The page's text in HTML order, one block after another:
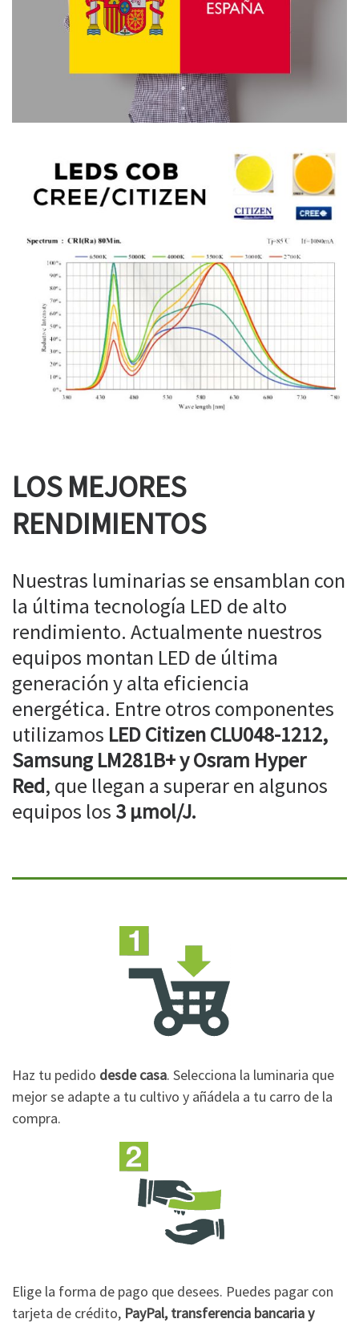
LOS MEJORES
RENDIMIENTOS
Nuestras luminarias se ensamblan con
la última tecnología LED de alto
rendimiento. Actualmente nuestros
equipos montan LED de última
generación y alta eficiencia
energética. Entre otros componentes
utilizamos LED Citizen CLU048-1212,
Samsung LM281B+ y Osram Hyper
Red, que llegan a superar en algunos
equipos los 3 µmol/J.
Haz tu pedido desde casa. Selecciona la luminaria que
mejor se adapte a tu cultivo y añádela a tu carro de la
compra.
Elige la forma de pago que desees. Puedes pagar con
tarjeta de crédito, PayPal, transferencia bancaria y